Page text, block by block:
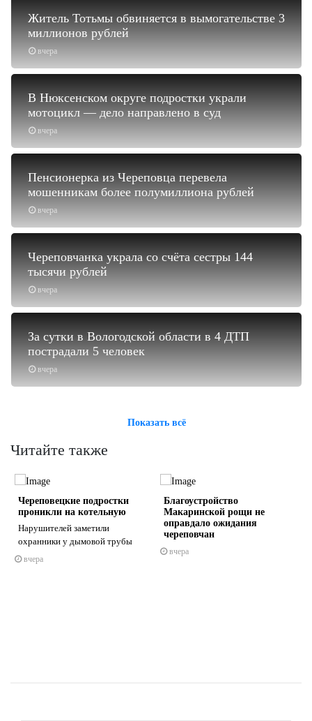
вчера
Житель Тотьмы обвиняется в вымогательстве 3
миллионов рублей
вчера
В Нюксенском округе подростки украли
мотоцикл — дело направлено в суд
вчера
Пенсионерка из Череповца перевела
мошенникам более полумиллиона рублей
вчера
Череповчанка украла со счёта сестры 144
тысячи рублей
вчера
За сутки в Вологодской области в 4 ДТП
пострадали 5 человек
Показать всё
Читайте также
Череповецкие подростки
проникли на котельную
Нарушителей заметили
охранники у дымовой трубы
вчера
Благоустройство
Макаринской рощи не
оправдало ожидания
череповчан
вчера